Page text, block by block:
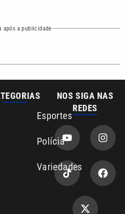
agora com a emissora VTV SBT
a VTV SBT acompanha:
com a VTV News
direitos
PRM
Política de privacidade